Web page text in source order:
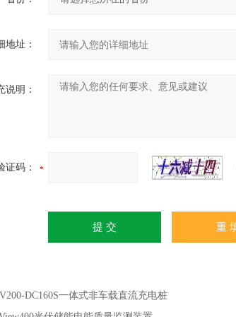
地址：
说明：
证码：
DC160S一体式非车载直流充电桩